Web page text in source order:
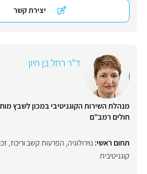
יצירת קשר
ד"ר רחל בן חיון
מנהלת השירות הקוגניטיבי במכון לשבץ מוח
חולים רמב"ם
תחום ראשי: נוירולוגיה, הפרעות קשב וריכוז,
קוגניטיבית